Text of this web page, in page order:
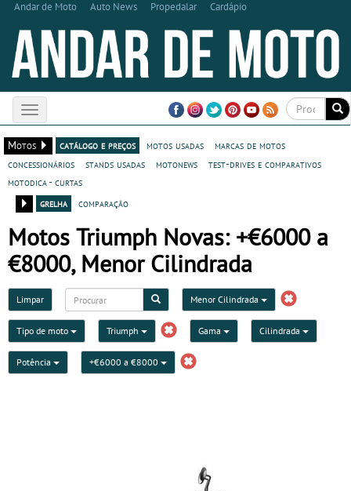
Andar de Moto Auto News Propedalar Cardápio
Toggle
navigation
Motos
catálogo e preços motos usadas
marcas de motos
concessionários
stands usadas motonews
test-drives e comparativos
motodica - curtas
grelha
comparação
Motos Triumph Novas: +€6000 a
€8000, Menor Cilindrada
Limpar Menor Cilindrada
Tipo de moto Triumph Gama Cilindrada
Potência +€6000 a €8000